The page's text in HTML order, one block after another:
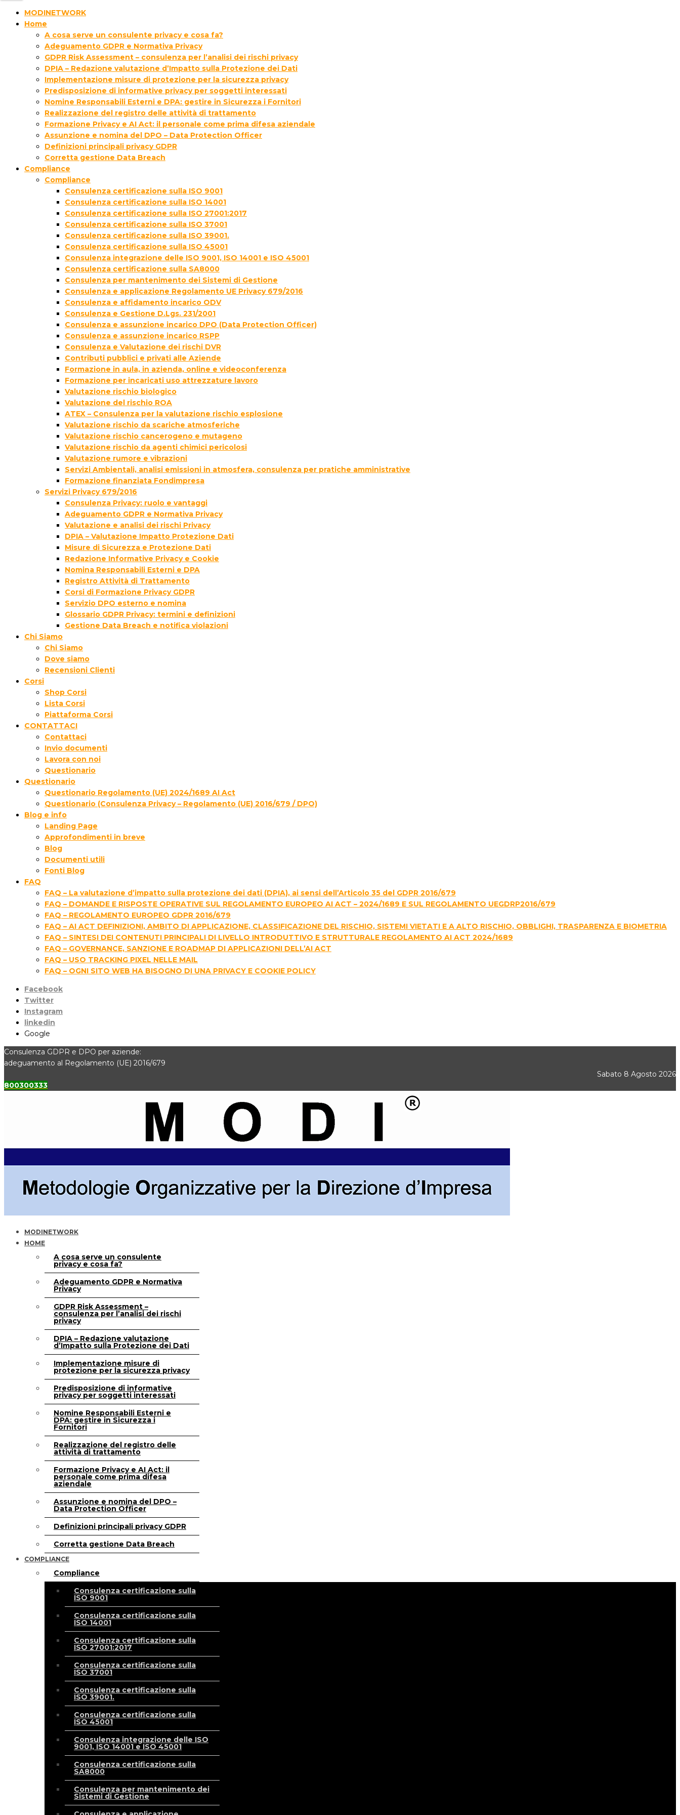
MODINETWORK
Home
A cosa serve un consulente privacy e cosa fa?
Adeguamento GDPR e Normativa Privacy
GDPR Risk Assessment – consulenza per l’analisi dei rischi privacy
DPIA – Redazione valutazione d’Impatto sulla Protezione dei Dati
Implementazione misure di protezione per la sicurezza privacy
Predisposizione di informative privacy per soggetti interessati
Nomine Responsabili Esterni e DPA: gestire in Sicurezza i Fornitori
Realizzazione del registro delle attività di trattamento
Formazione Privacy e AI Act: il personale come prima difesa aziendale
Assunzione e nomina del DPO – Data Protection Officer
Definizioni principali privacy GDPR
Corretta gestione Data Breach
Compliance
Compliance
Consulenza certificazione sulla ISO 9001
Consulenza certificazione sulla ISO 14001
Consulenza certificazione sulla ISO 27001:2017
Consulenza certificazione sulla ISO 37001
Consulenza certificazione sulla ISO 39001.
Consulenza certificazione sulla ISO 45001
Consulenza integrazione delle ISO 9001, ISO 14001 e ISO 45001
Consulenza certificazione sulla SA8000
Consulenza per mantenimento dei Sistemi di Gestione
Consulenza e applicazione Regolamento UE Privacy 679/2016
Consulenza e affidamento incarico ODV
Consulenza e Gestione D.Lgs. 231/2001
Consulenza e assunzione incarico DPO (Data Protection Officer)
Consulenza e assunzione incarico RSPP
Consulenza e Valutazione dei rischi DVR
Contributi pubblici e privati alle Aziende
Formazione in aula, in azienda, online e videoconferenza
Formazione per incaricati uso attrezzature lavoro
Valutazione rischio biologico
Valutazione del rischio ROA
ATEX – Consulenza per la valutazione rischio esplosione
Valutazione rischio da scariche atmosferiche
Valutazione rischio cancerogeno e mutageno
Valutazione rischio da agenti chimici pericolosi
Valutazione rumore e vibrazioni
Servizi Ambientali, analisi emissioni in atmosfera, consulenza per pratiche amministrative
Formazione finanziata Fondimpresa
Servizi Privacy 679/2016
Consulenza Privacy: ruolo e vantaggi
Adeguamento GDPR e Normativa Privacy
Valutazione e analisi dei rischi Privacy
DPIA – Valutazione Impatto Protezione Dati
Misure di Sicurezza e Protezione Dati
Redazione Informative Privacy e Cookie
Nomina Responsabili Esterni e DPA
Registro Attività di Trattamento
Corsi di Formazione Privacy GDPR
Servizio DPO esterno e nomina
Glossario GDPR Privacy: termini e definizioni
Gestione Data Breach e notifica violazioni
Chi Siamo
Chi Siamo
Dove siamo
Recensioni Clienti
Corsi
Shop Corsi
Lista Corsi
Piattaforma Corsi
CONTATTACI
Contattaci
Invio documenti
Lavora con noi
Questionario
Questionario
Questionario Regolamento (UE) 2024/1689 AI Act
Questionario (Consulenza Privacy – Regolamento (UE) 2016/679 / DPO)
Blog e info
Landing Page
Approfondimenti in breve
Blog
Documenti utili
Fonti Blog
FAQ
FAQ – La valutazione d’impatto sulla protezione dei dati (DPIA), ai sensi dell’Articolo 35 del GDPR 2016/679
FAQ – DOMANDE E RISPOSTE OPERATIVE SUL REGOLAMENTO EUROPEO AI ACT – 2024/1689 E SUL REGOLAMENTO UEGDRP2016/679
FAQ – REGOLAMENTO EUROPEO GDPR 2016/679
FAQ – AI ACT DEFINIZIONI, AMBITO DI APPLICAZIONE, CLASSIFICAZIONE DEL RISCHIO, SISTEMI VIETATI E A ALTO RISCHIO, OBBLIGHI, TRASPARENZA E BIOMETRIA
FAQ – SINTESI DEI CONTENUTI PRINCIPALI DI LIVELLO INTRODUTTIVO E STRUTTURALE REGOLAMENTO AI ACT 2024/1689
FAQ – GOVERNANCE, SANZIONE E ROADMAP DI APPLICAZIONI DELL’AI ACT
FAQ – USO TRACKING PIXEL NELLE MAIL
FAQ – OGNI SITO WEB HA BISOGNO DI UNA PRIVACY E COOKIE POLICY
Facebook
Twitter
Instagram
linkedin
Google
Consulenza GDPR e DPO per aziende:
adeguamento al Regolamento (UE) 2016/679
Sabato 8 Agosto 2026
800300333
MODINETWORK
HOME
A cosa serve un consulente
privacy e cosa fa?
Adeguamento GDPR e Normativa
Privacy
GDPR Risk Assessment –
consulenza per l’analisi dei rischi
privacy
DPIA – Redazione valutazione
d’Impatto sulla Protezione dei Dati
Implementazione misure di
protezione per la sicurezza privacy
Predisposizione di informative
privacy per soggetti interessati
Nomine Responsabili Esterni e
DPA: gestire in Sicurezza i
Fornitori
Realizzazione del registro delle
attività di trattamento
Formazione Privacy e AI Act: il
personale come prima difesa
aziendale
Assunzione e nomina del DPO –
Data Protection Officer
Definizioni principali privacy GDPR
Corretta gestione Data Breach
COMPLIANCE
Compliance
Consulenza certificazione sulla
ISO 9001
Consulenza certificazione sulla
ISO 14001
Consulenza certificazione sulla
ISO 27001:2017
Consulenza certificazione sulla
ISO 37001
Consulenza certificazione sulla
ISO 39001.
Consulenza certificazione sulla
ISO 45001
Consulenza integrazione delle ISO
9001, ISO 14001 e ISO 45001
Consulenza certificazione sulla
SA8000
Consulenza per mantenimento dei
Sistemi di Gestione